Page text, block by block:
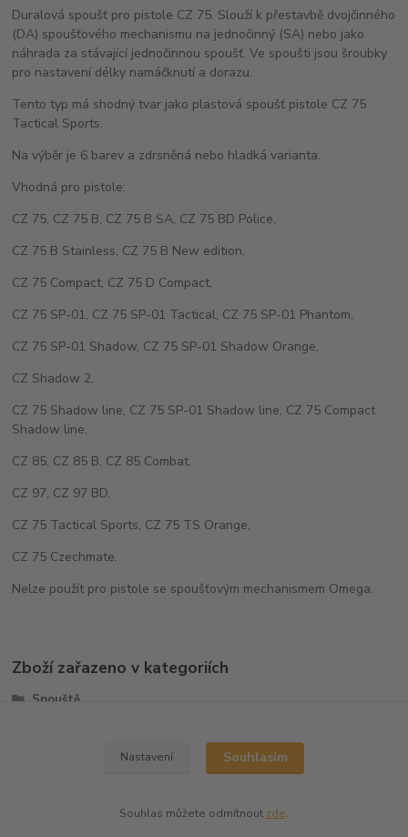
Duralová spoušť pro pistole CZ 75. Slouží k přestavbě dvojčinného
(DA) spoušťového mechanismu na jednočinný (SA) nebo jako
náhrada za stávající jednočinnou spoušť. Ve spoušti jsou šroubky
pro nastavení délky namáčknutí a dorazu.
Tento typ má shodný tvar jako plastová spoušť pistole CZ 75
Tactical Sports.
Na výběr je 6 barev a zdrsněná nebo hladká varianta.
Vhodná pro pistole:
CZ 75, CZ 75 B, CZ 75 B SA, CZ 75 BD Police,
CZ 75 B Stainless, CZ 75 B New edition,
CZ 75 Compact, CZ 75 D Compact,
CZ 75 SP-01, CZ 75 SP-01 Tactical, CZ 75 SP-01 Phantom,
CZ 75 SP-01 Shadow, CZ 75 SP-01 Shadow Orange,
CZ Shadow 2,
CZ 75 Shadow line, CZ 75 SP-01 Shadow line, CZ 75 Compact
Shadow line,
CZ 85, CZ 85 B, CZ 85 Combat,
CZ 97, CZ 97 BD,
CZ 75 Tactical Sports, CZ 75 TS Orange,
CZ 75 Czechmate.
Nelze použít pro pistole se spoušťovým mechanismem Omega.
Zboží zařazeno v kategoriích
Spouště
Nastavení Souhlasím
Souhlas můžete odmítnout zde.